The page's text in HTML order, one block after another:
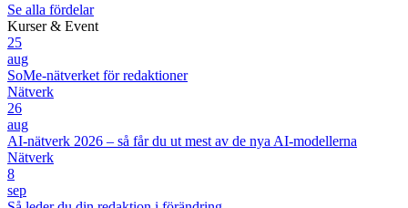
Se alla fördelar
Kurser & Event
25
aug
SoMe-nätverket för redaktioner
Nätverk
26
aug
AI-nätverk 2026 – så får du ut mest av de nya AI-modellerna
Nätverk
8
sep